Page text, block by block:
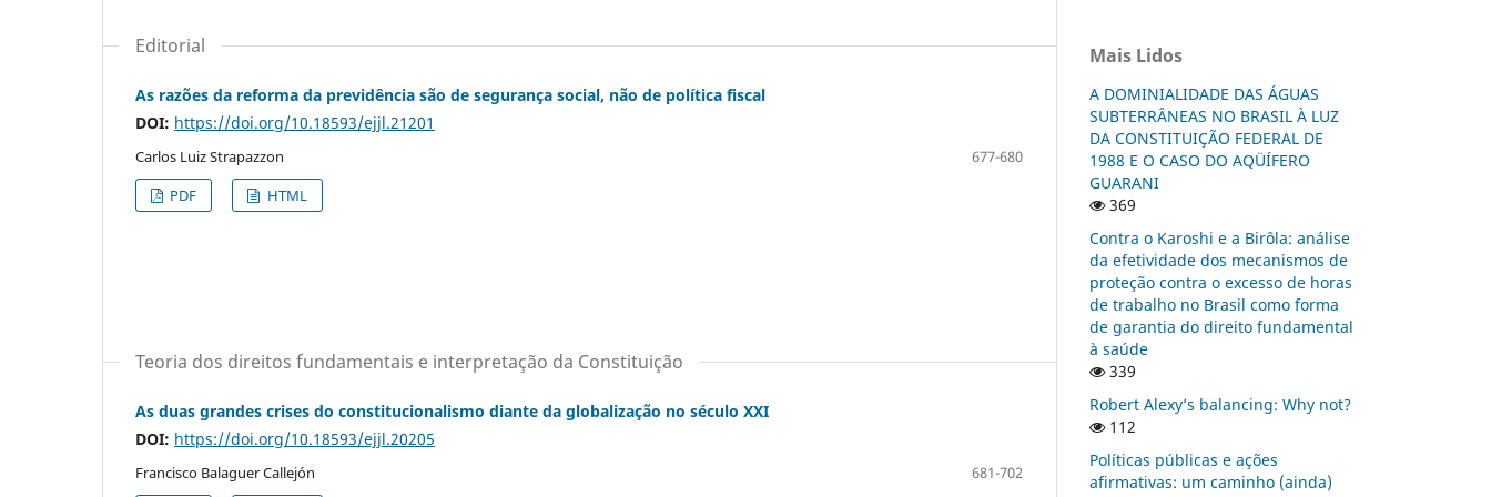
Editorial
As razões da reforma da previdência são de segurança social, não de política fiscal
DOI: https://doi.org/10.18593/ejjl.21201
Carlos Luiz Strapazzon
677-680
PDF
HTML
Teoria dos direitos fundamentais e interpretação da Constituição
As duas grandes crises do constitucionalismo diante da globalização no século XXI
DOI: https://doi.org/10.18593/ejjl.20205
Francisco Balaguer Callejón 681-702
Mais Lidos
A DOMINIALIDADE DAS ÁGUAS
SUBTERRÂNEAS NO BRASIL À LUZ
DA CONSTITUIÇÃO FEDERAL DE
1988 E O CASO DO AQÜÍFERO
GUARANI
369
Contra o Karoshi e a Birôla: análise
da efetividade dos mecanismos de
proteção contra o excesso de horas
de trabalho no Brasil como forma
de garantia do direito fundamental
à saúde
339
Robert Alexy’s balancing: Why not?
112
Políticas públicas e ações
afirmativas: um caminho (ainda)